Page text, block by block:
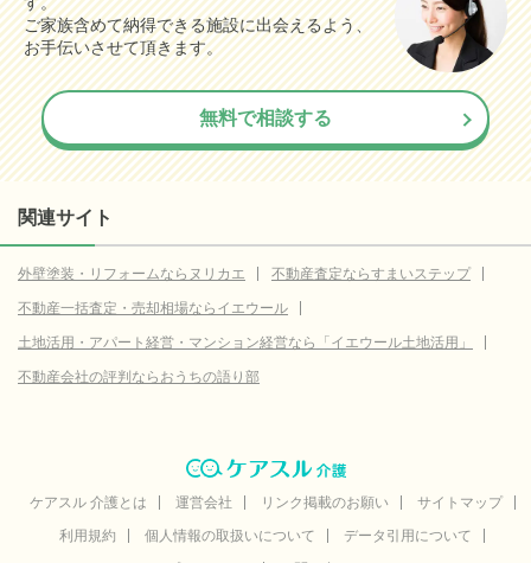
ご家族含めて納得できる施設に出会えるよう、
お手伝いさせて頂きます。
無料で相談する
関連サイト
外壁塗装・リフォームならヌリカエ
不動産査定ならすまいステップ
不動産一括査定・売却相場ならイエウール
土地活用・アパート経営・マンション経営なら「イエウール土地活用」
不動産会社の評判ならおうちの語り部
ケアスル 介護とは 運営会社 リンク掲載のお願い
サイトマップ
利用規約
個人情報の取扱いについて
データ引用について